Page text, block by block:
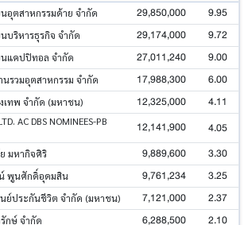
อุตสาหกรรมด้าย จำกัด 29,850,000 9.95
บริหารธุรกิจ จำกัด 29,174,000 9.72
แคปปิทอล จำกัด 27,011,240 9.00
นรวมอุตสาหกรรม จำกัด 17,988,300 6.00
เทพ จำกัด (มหาชน) 12,325,000 4.11
AC DBS NOMINEES-PB
12,141,900 4.05
มหากิจศิริ 9,889,600 3.30
พูนศักดิ์อุดมสิน 9,761,234 3.25
ย์ประกันชีวิต จำกัด (มหาชน) 7,121,000 2.37
กษ์ จำกัด 6,288,500 2.10